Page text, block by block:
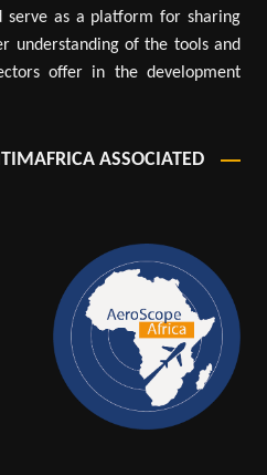
serve as a platform for sharing
understanding of the tools and
offer in the development
ASSOCIATED